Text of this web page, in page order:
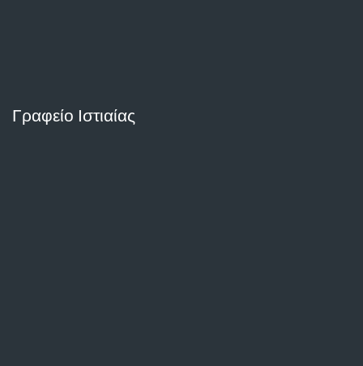
Γραφείο Ιστιαίας